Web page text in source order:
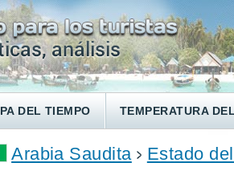
DEL TIEMPO TEMPERATURA
Arabia Saudita Estado